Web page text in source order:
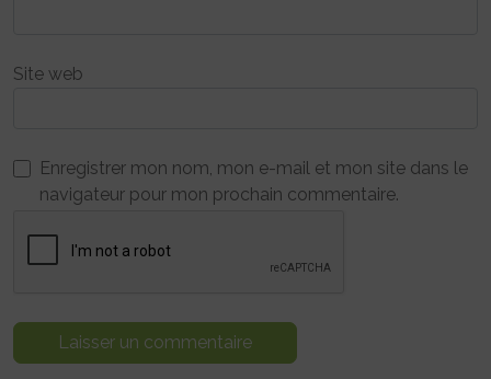
Site web
Enregistrer mon nom, mon e-mail et mon site dans le
navigateur pour mon prochain commentaire.